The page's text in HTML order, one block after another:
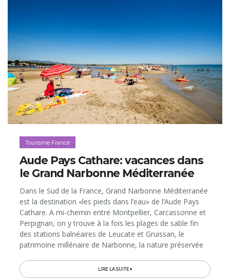
Tourisme France
Aude Pays Cathare: vacances dans
le Grand Narbonne Méditerranée
Dans le Sud de la France, Grand Narbonne Méditerranée
est la destination «les pieds dans l’eau» de l’Aude Pays
Cathare. A mi-chemin entre Montpellier, Carcassonne et
Perpignan, on y trouve à la fois les plages de sable fin
des stations balnéaires de Leucate et Gruissan, le
patrimoine millénaire de Narbonne, la nature préservée
Midi avec ses villages vignerons, sans oublier la
gastronomie languedocienne entre terre et mer, qui
LIRE LA SUITE